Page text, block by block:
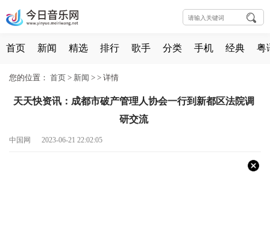
首页 新闻 精选 排行 歌手 分类 手机 经典 粤
您的位置： 首页 > 新闻 > > 详情
天天快资讯：成都市破产管理人协会一行到新都区法院调
研交流
中国网 2023-06-21 22:02:05